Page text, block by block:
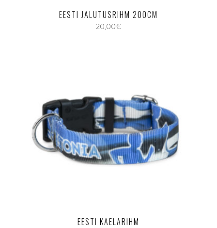
EESTI JALUTUSRIHM 200CM
20,00€
EESTI KAELARIHM